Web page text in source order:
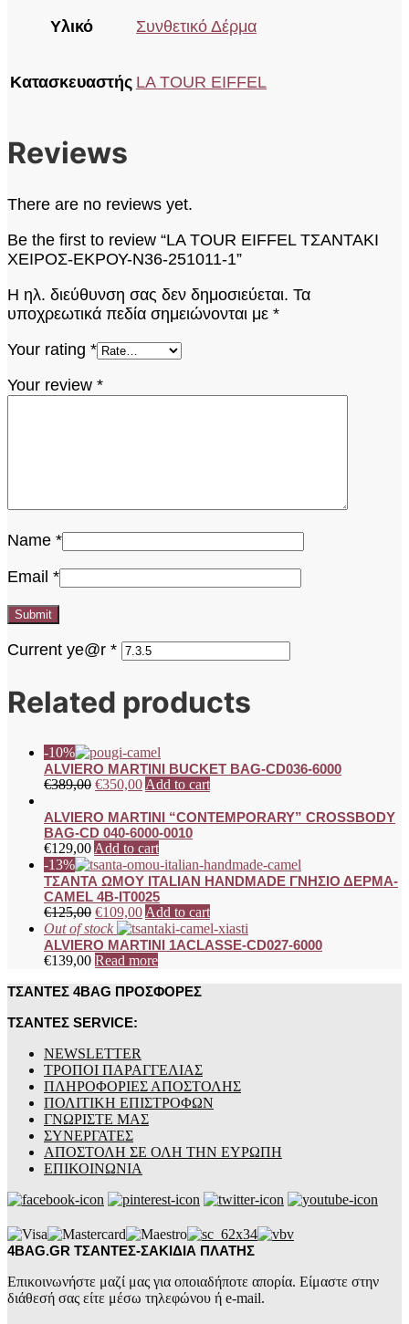
Υλικό Συνθετικό Δέρμα
Κατασκευαστής LA TOUR EIFFEL
Reviews
There are no reviews yet.
Be the first to review “LA TOUR EIFFEL ΤΣΑΝΤΑΚΙ
ΧΕΙΡΟΣ-ΕΚΡΟΥ-N36-251011-1”
Η ηλ. διεύθυνση σας δεν δημοσιεύεται. Τα
υποχρεωτικά πεδία σημειώνονται με *
Your rating *
Your review *
Name *
Email *
Current ye@r *
Related products
-10%
ALVIERO MARTINI BUCKET BAG-CD036-6000
€389,00 €350,00 Add to cart
ALVIERO MARTINI “CONTEMPORARY” CROSSBODY
BAG-CD 040-6000-0010
€129,00 Add to cart
-13%
ΤΣΑΝΤΑ ΩΜΟΥ ITALIAN HANDMADE ΓΝΗΣΙΟ ΔΕΡΜΑ-
CAMEL 4B-IT0025
€125,00 €109,00 Add to cart
Out of stock
ALVIERO MARTINI 1ACLASSE-CD027-6000
€139,00 Read more
ΤΣΑΝΤΕΣ 4BAG ΠΡΟΣΦΟΡΕΣ
ΤΣΑΝΤΕΣ SERVICE:
NEWSLETTER
ΤΡΟΠΟΙ ΠΑΡΑΓΓΕΛΙΑΣ
ΠΛΗΡΟΦΟΡΙΕΣ ΑΠΟΣΤΟΛΗΣ
ΠΟΛΙΤΙΚΗ ΕΠΙΣΤΡΟΦΩΝ
ΓΝΩΡΙΣΤΕ ΜΑΣ
ΣΥΝΕΡΓΑΤΕΣ
ΑΠΟΣΤΟΛΗ ΣΕ ΟΛΗ ΤΗΝ ΕΥΡΩΠΗ
ΕΠΙΚΟΙΝΩΝΙΑ
4BAG.GR ΤΣΑΝΤΕΣ-ΣΑΚΙΔΙΑ ΠΛΑΤΗΣ
Επικοινωνήστε μαζί μας για οποιαδήποτε απορία. Είμαστε στην
διάθεσή σας είτε μέσω τηλεφώνου ή e-mail.